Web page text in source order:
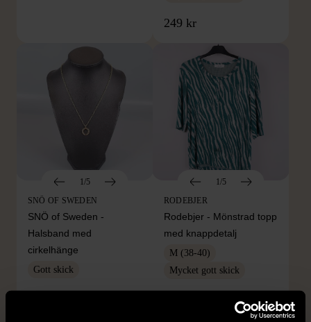
249 kr
1/5
SNÖ OF SWEDEN
SNÖ of Sweden -
Halsband med
cirkelhänge
Gott skick
1/5
RODEBJER
Rodebjer - Mönstrad topp
med knappdetalj
M (38-40)
Mycket gott skick